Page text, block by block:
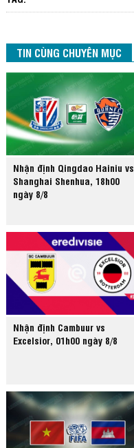
TIN CÙNG CHUYÊN MỤC
Nhận định Qingdao Hainiu vs
Shanghai Shenhua, 18h00
ngày 8/8
Nhận định Cambuur vs
Excelsior, 01h00 ngày 8/8